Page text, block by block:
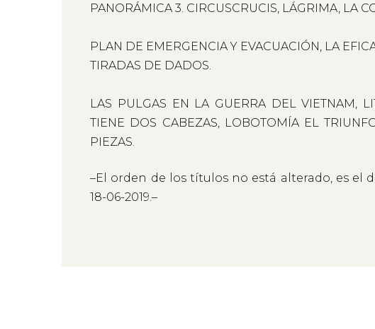
PANORÁMICA 3. CIRCUSCRUCIS, LÁGRIMA, LA
PLAN DE EMERGENCIA Y EVACUACIÓN, LA
TIRADAS DE DADOS.
LAS PULGAS EN LA GUERRA DEL VIETNAM,
TIENE DOS CABEZAS, LOBOTOMÍA EL
PIEZAS.
–El orden de los títulos no está alterado, es el
18-06-2019.–